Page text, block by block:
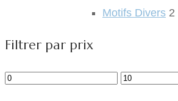
Motifs Divers 2
Filtrer par prix
Prix
Prix